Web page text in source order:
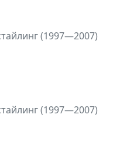
(1997—2007)
(1997—2007)